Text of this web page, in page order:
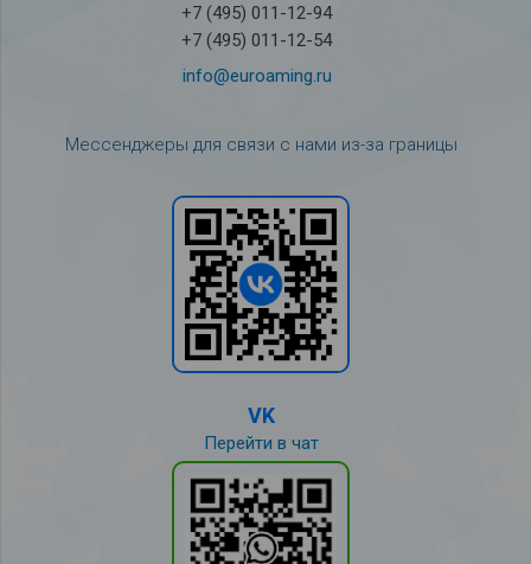
+7 (495) 011-12-94
+7 (495) 011-12-54
info@euroaming.ru
Мессенджеры для связи с нами из-за границы
VK
Перейти в чат